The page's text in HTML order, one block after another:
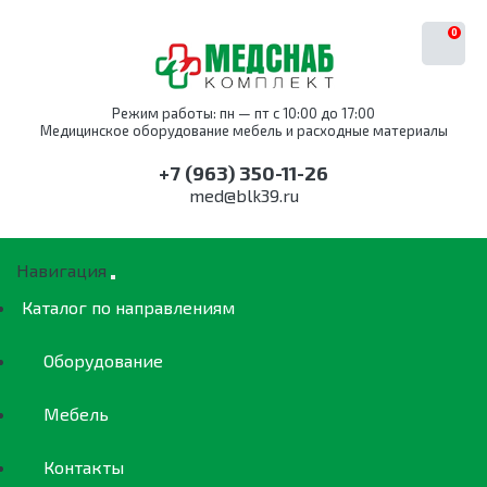
Режим работы: пн — пт с 10:00 до 17:00
Медицинское оборудование мебель и расходные материалы
0
+7 (963) 350-11-26
med@blk39.ru
Навигация
Каталог по направлениям
Оборудование
Мебель
Контакты